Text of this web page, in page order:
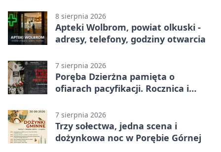
8 sierpnia 2026
Apteki Wolbrom, powiat olkuski -
adresy, telefony, godziny otwarcia
7 sierpnia 2026
Poręba Dzierżna pamięta o
ofiarach pacyfikacji. Rocznica i
7 sierpnia 2026
Trzy sołectwa, jedna scena i
dożynkowa noc w Porębie Górnej